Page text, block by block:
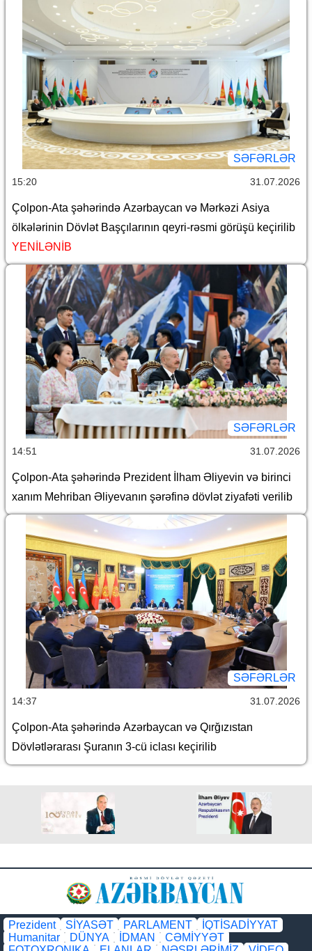
SƏFƏRLƏR
15:20 31.07.2026
Çolpon-Ata şəhərində Azərbaycan və Mərkəzi Asiya
ölkələrinin Dövlət Başçılarının qeyri-rəsmi görüşü keçirilib
YENİLƏNİB
SƏFƏRLƏR
14:51 31.07.2026
Çolpon-Ata şəhərində Prezident İlham Əliyevin və birinci
xanım Mehriban Əliyevanın şərəfinə dövlət ziyafəti verilib
SƏFƏRLƏR
14:37 31.07.2026
Çolpon-Ata şəhərində Azərbaycan və Qırğızıstan
Dövlətlərarası Şuranın 3-cü iclası keçirilib
Prezident SİYASƏT PARLAMENT
İQTİSADİYYAT
Humanitar
DÜNYA İDMAN
CƏMİYYƏT